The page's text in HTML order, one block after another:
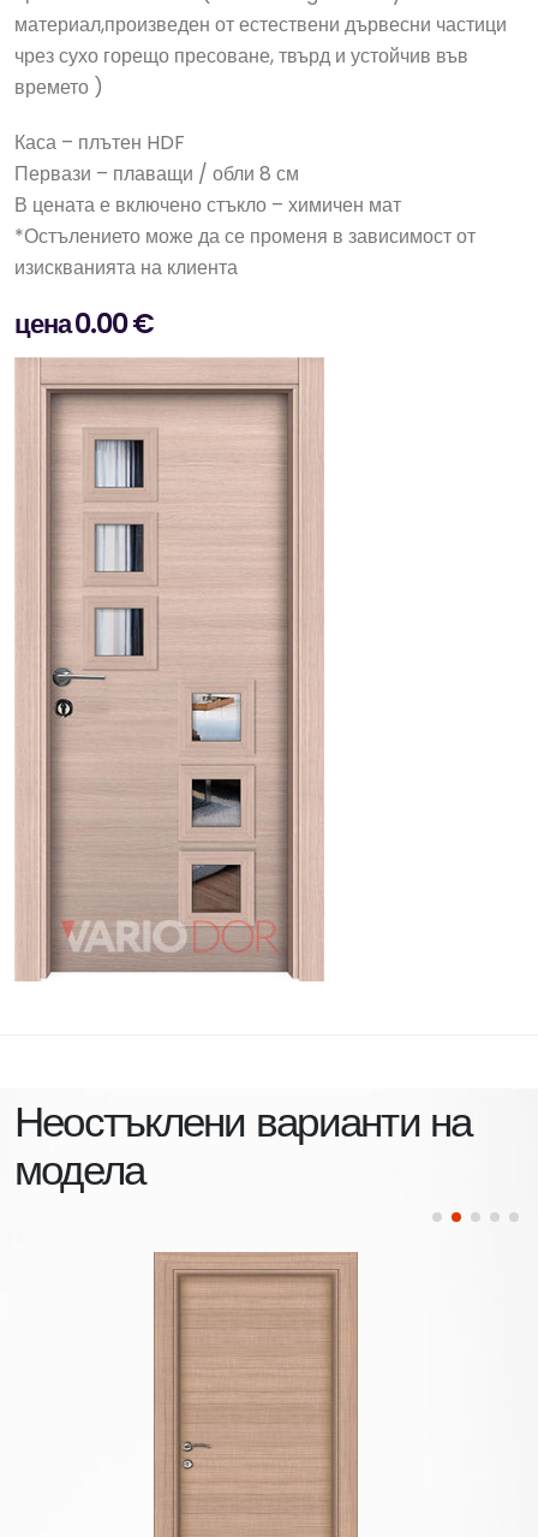
материал,произведен от естествени дървесни частици
чрез сухо горещо пресоване, твърд и устойчив във
времето )
Каса – плътен HDF
Первази – плаващи / обли 8 см
В цената е включено стъкло – химичен мат
*Остълението може да се променя в зависимост от
изискванията на клиента
цена 0.00 €
Неостъклени варианти на
модела